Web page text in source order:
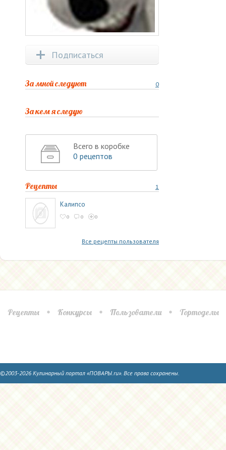
Подписаться
0
За мной следуют
За кем я следую
Всего в коробке
0 рецептов
1
Рецепты
Калипсо
0 0 0
Все рецепты пользователя
Рецепты Конкурсы Пользователи Тортоделы
©2003-2026 Кулинарный портал «ПОВАРЫ.ru». Все права сохранены.